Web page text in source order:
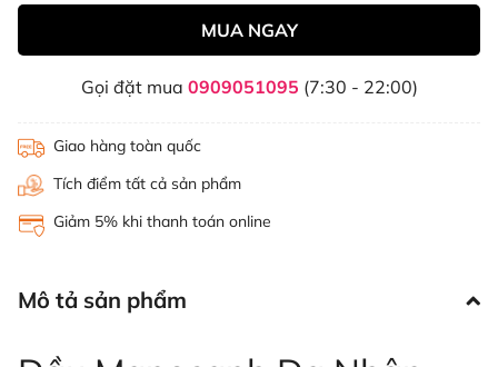
MUA NGAY
Gọi đặt mua 0909051095 (7:30 - 22:00)
Giao hàng toàn quốc
Tích điểm tất cả sản phẩm
Giảm 5% khi thanh toán online
Mô tả sản phẩm